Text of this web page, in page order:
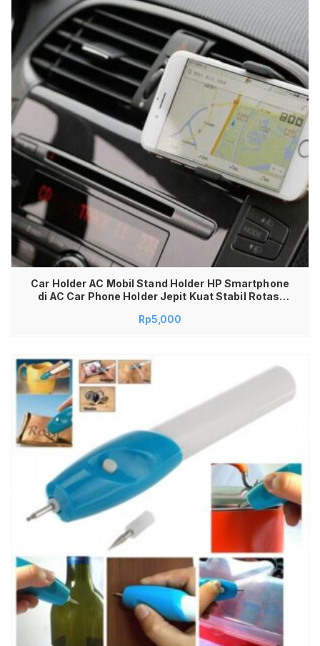
Car Holder AC Mobil Stand Holder HP Smartphone
di AC Car Phone Holder Jepit Kuat Stabil Rotasi
Xiaomi Android Aksesoris Interior Mobil
Rp5,000